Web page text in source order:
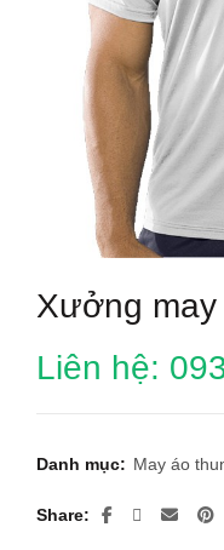
Xưởng
Liên hệ:
Danh mục: May áo
Share